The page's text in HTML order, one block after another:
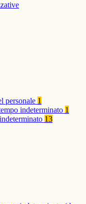
personale 1
indeterminato 1
13